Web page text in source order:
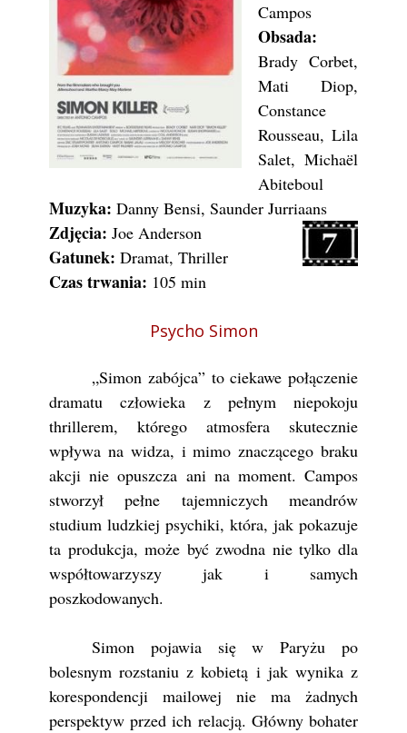
Campos
Obsada:
Brady Corbet,
Mati Diop,
Constance
Rousseau, Lila
Salet, Michaël
Abiteboul
Muzyka: Danny Bensi, Saunder Jurriaans
Zdjęcia: Joe Anderson
Gatunek: Dramat, Thriller
Czas trwania: 105 min
Psycho Simon
„Simon zabójca” to ciekawe połączenie
dramatu człowieka z pełnym niepokoju
thrillerem, którego atmosfera skutecznie
wpływa na widza, i mimo znaczącego braku
akcji nie opuszcza ani na moment. Campos
stworzył pełne tajemniczych meandrów
studium ludzkiej psychiki, która, jak pokazuje
ta produkcja, może być zwodna nie tylko dla
współtowarzyszy jak i samych
poszkodowanych.
Simon pojawia się w Paryżu po
bolesnym rozstaniu z kobietą i jak wynika z
korespondencji mailowej nie ma żadnych
perspektyw przed ich relacją. Główny bohater